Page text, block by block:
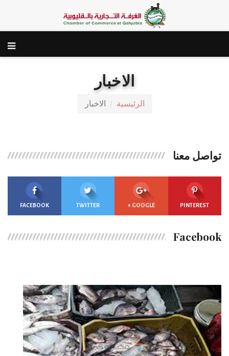
الاخبار
الرئيسية الاخبار
تواصل معنا
FACEBOOK TWITTER GOOGLE + PINTEREST
Facebook